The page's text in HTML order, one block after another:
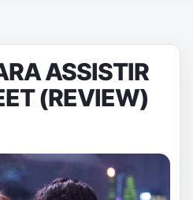
ASSISTIR
(REVIEW)